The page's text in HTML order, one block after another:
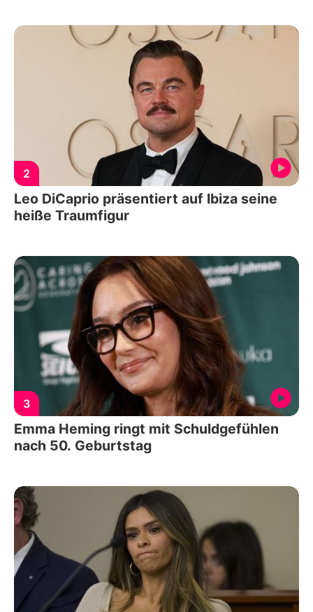
2
Leo DiCaprio präsentiert auf Ibiza seine
heiße Traumfigur
3
Emma Heming ringt mit Schuldgefühlen
nach 50. Geburtstag